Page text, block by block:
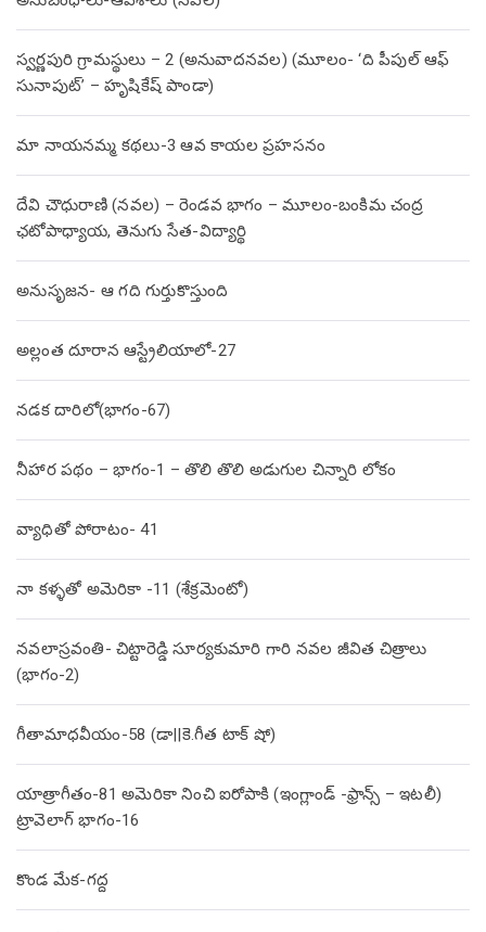
స్వర్ణపురి గ్రామస్థులు – 2 (అనువాదనవల) (మూలం- ‘ది పీపుల్ ఆఫ్
సునాపుట్’ – హృషికేష్ పాండా)
మా నాయనమ్మ కథలు-3 ఆవ కాయల ప్రహసనం
దేవి చౌధురాణి (నవల) – రెండవ భాగం – మూలం-బంకిమ చంద్ర
ఛటోపాధ్యాయ, తెనుగు సేత-విద్యార్థి
అనుసృజన- ఆ గది గుర్తుకొస్తుంది
అల్లంత దూరాన ఆస్ట్రేలియాలో-27
నడక దారిలో(భాగం-67)
నీహార పథం – భాగం-1 – తొలి తొలి అడుగుల చిన్నారి లోకం
వ్యాధితో పోరాటం- 41
నా కళ్ళతో అమెరికా -11 (శేక్రమెంటో)
నవలాస్రవంతి- చిట్టారెడ్డి సూర్యకుమారి గారి నవల జీవిత చిత్రాలు
(భాగం-2)
గీతామాధవీయం-58 (డా||కె.గీత టాక్ షో)
యాత్రాగీతం-81 అమెరికా నించి ఐరోపాకి (ఇంగ్లాండ్ -ఫ్రాన్స్ – ఇటలీ)
ట్రావెలాగ్ భాగం-16
కొండ మేక-గద్ద